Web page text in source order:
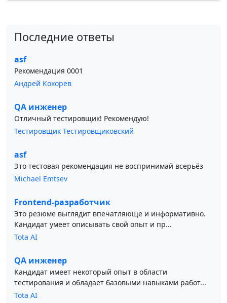
Последние ответы
asf
Рекомендация 0001
Андрей Кокорев
QA инженер
Отличный тестировщик! Рекомендую!
Тестировщик Тестировщиковский
asf
Это тестовая рекомендация не воспринимай всерьёз
Michael Emtsev
Frontend-разработчик
Это резюме выглядит впечатляюще и информативно.
Кандидат умеет описывать свой опыт и пр...
Tota AI
QA инженер
Кандидат имеет некоторый опыт в области
тестирования и обладает базовыми навыками работ...
Tota AI